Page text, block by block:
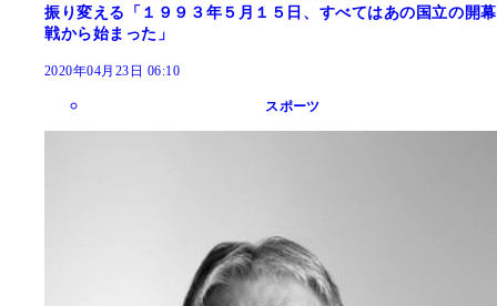
振り変える「１９９３年５月１５日、すべてはあの国立の開幕
戦から始まった」
2020年04月23日 06:10
スポーツ